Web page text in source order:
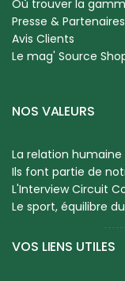
Où trouver la
Presse & Partenaires
Avis Clients
Le mag' Source
NOS VALEURS
La relation
Ils font partie de
L'Interview Circuit
Le sport, équilibre
VOS LIENS UTILES